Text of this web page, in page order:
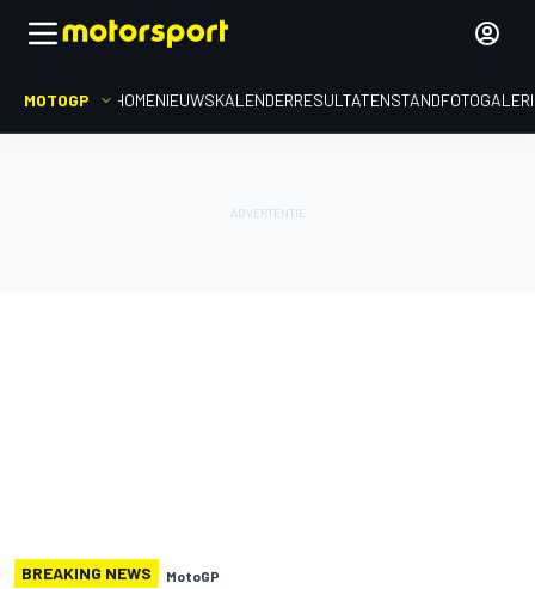
MOTOGP HOMENIEUWSKALENDERRESULTATENSTAND
BREAKING NEWS MotoGP